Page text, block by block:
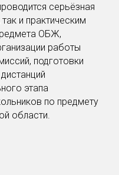
серьёзная
и практическим
ОБЖ,
работы
подготовки
этапа
по предмету
области.